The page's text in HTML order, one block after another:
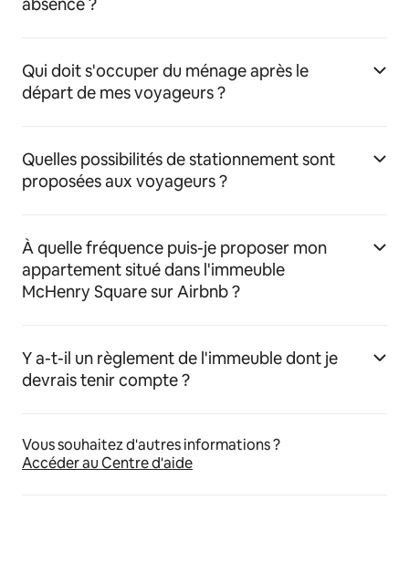
Qui doit s'occuper du ménage après le
départ de mes voyageurs ?
Quelles possibilités de stationnement sont
proposées aux voyageurs ?
À quelle fréquence puis-je proposer mon
appartement situé dans l'immeuble
McHenry Square sur Airbnb ?
Y a-t-il un règlement de l'immeuble dont je
devrais tenir compte ?
Vous souhaitez d'autres informations ?
Accéder au Centre d'aide